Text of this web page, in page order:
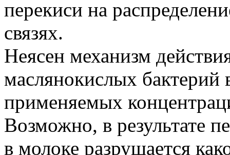
перекиси на
связях.
Неясен механизм
маслянокислых бактерий
применяемых
Возможно, в результате
в молоке разрушается